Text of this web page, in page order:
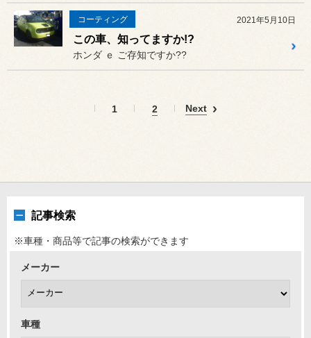
コーティング 2021年5月10日
この車、知ってますか!?
ホンダ ｅ ご存知ですか??
1 2 Next
記事検索
※車種・商品等で記事の検索ができます
メーカー
車種